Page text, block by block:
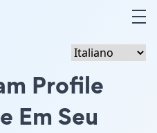
Profile
Em Seu